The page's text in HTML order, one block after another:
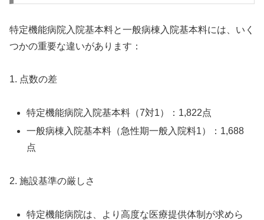
特定機能病院入院基本料と一般病棟入院基本料には、いく
つかの重要な違いがあります：
1. 点数の差
特定機能病院入院基本料（7対1）：1,822点
一般病棟入院基本料（急性期一般入院料1）：1,688
点
2. 施設基準の厳しさ
特定機能病院は、より高度な医療提供体制が求めら